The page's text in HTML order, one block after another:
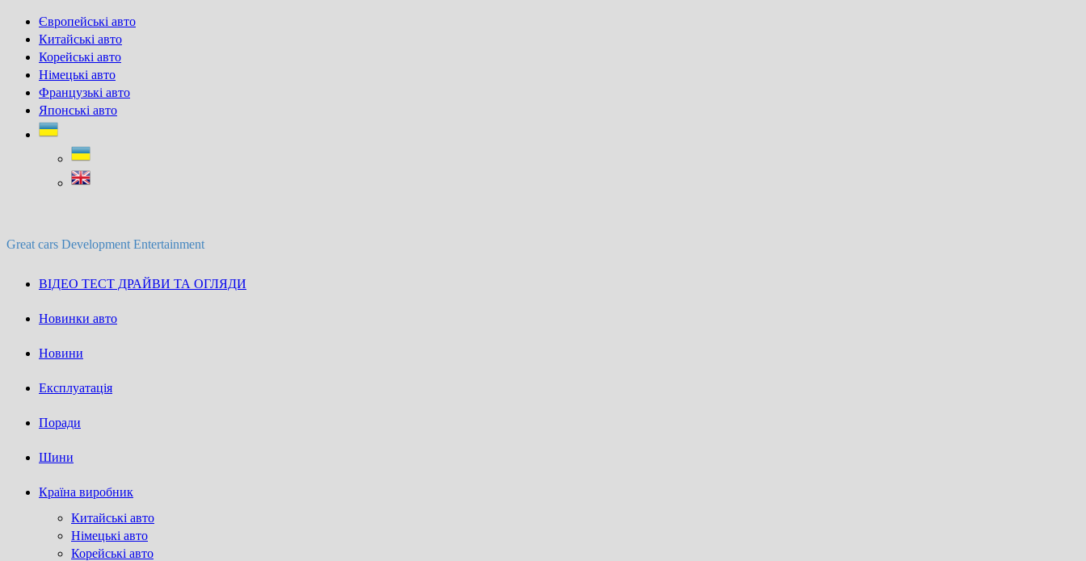
Skip
content
Європейські авто
Китайські авто
Корейські авто
Німецькі авто
Французькі авто
Японські авто
Great cars Development Entertainment
ВІДЕО ТЕСТ ДРАЙВИ ТА ОГЛЯДИ
Новинки авто
Новини
Експлуатація
Поради
Шини
Країна виробник
Китайські авто
Німецькі авто
Корейські авто